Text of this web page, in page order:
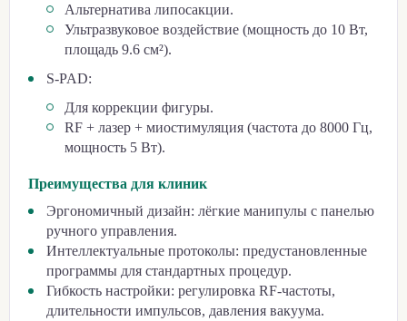
Альтернатива липосакции.
Ультразвуковое воздействие (мощность до 10 Вт,
площадь 9.6 см²).
S-PAD:
Для коррекции фигуры.
RF + лазер + миостимуляция (частота до 8000 Гц,
мощность 5 Вт).
Преимущества для клиник
Эргономичный дизайн: лёгкие манипулы с панелью
ручного управления.
Интеллектуальные протоколы: предустановленные
программы для стандартных процедур.
Гибкость настройки: регулировка RF-частоты,
длительности импульсов, давления вакуума.